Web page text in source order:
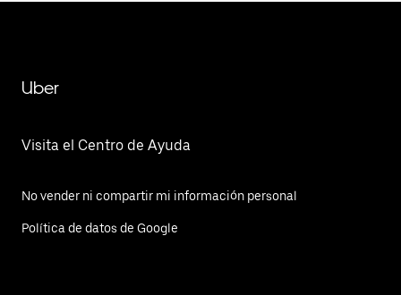
Uber
Visita el Centro de Ayuda
No vender ni compartir mi información personal
Política de datos de Google